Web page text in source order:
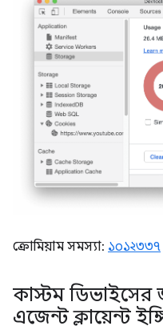
ক্রোমিয়াম সমস্যা: ১০১২৩৩৭
কাস্টম ডিভাইসের
এজেন্ট ক্লায়েন্ট